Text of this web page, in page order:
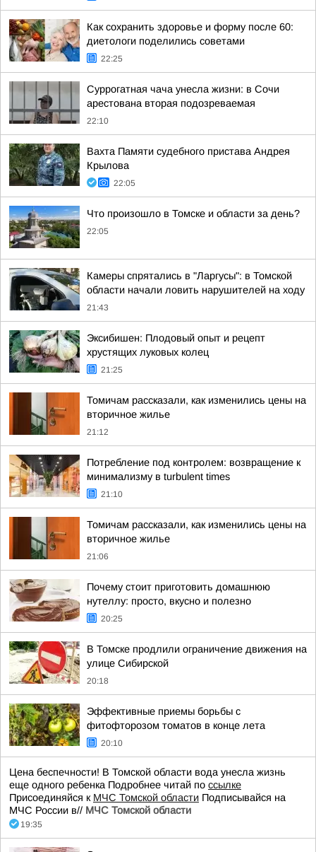
Как сохранить здоровье и форму после 60:
диетологи поделились советами
22:25
Суррогатная чача унесла жизни: в Сочи
арестована вторая подозреваемая
22:10
Вахта Памяти судебного пристава Андрея
Крылова
22:05
Что произошло в Томске и области за день?
22:05
Камеры спрятались в "Ларгусы": в Томской
области начали ловить нарушителей на ходу
21:43
Эксибишен: Плодовый опыт и рецепт
хрустящих луковых колец
21:25
Томичам рассказали, как изменились цены на
вторичное жилье
21:12
Потребление под контролем: возвращение к
минимализму в turbulent times
21:10
Томичам рассказали, как изменились цены на
вторичное жилье
21:06
Почему стоит приготовить домашнюю
нутеллу: просто, вкусно и полезно
20:25
В Томске продлили ограничение движения на
улице Сибирской
20:18
Эффективные приемы борьбы с
фитофторозом томатов в конце лета
20:10
Цена беспечности! В Томской области вода унесла жизнь
еще одного ребенка Подробнее читай по ссылке
Присоединяйся к МЧС Томской области Подписывайся на
МЧС России в// МЧС Томской области
19:35